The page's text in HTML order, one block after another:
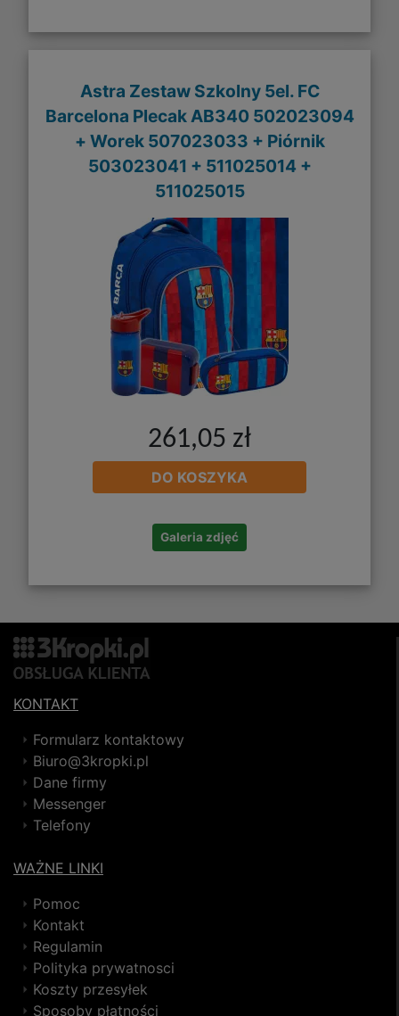
Astra Zestaw Szkolny 5el. FC
Barcelona Plecak AB340 502023094
+ Worek 507023033 + Piórnik
503023041 + 511025014 +
511025015
261,05 zł
DO KOSZYKA
Galeria zdjęć
KONTAKT
Formularz kontaktowy
Biuro@3kropki.pl
Dane firmy
Messenger
Telefony
WAŻNE LINKI
Pomoc
Kontakt
Regulamin
Polityka prywatnosci
Koszty przesyłek
Sposoby płatności